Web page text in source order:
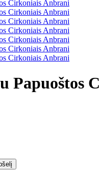
Papuoštos